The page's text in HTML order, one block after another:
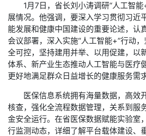
1月7日，省长刘小涛调研“人工智能
展情况。他强调，要深入学习贯彻习近
能发展和健康中国建设的重要论述，认
会议部署，深入实施“人工智能+”行动
全可控，坚持建用并举、以用促建，以
体系、新产业生态推动人工智能与医疗
更好地满足群众日益增长的健康服务需求
医保信息系统拥有海量数据，高效
核查，强化全流程数据管理，关系到服
金安全运行。在省医保数据赋能实验室
行监测动态，详细了解平台载体建设、